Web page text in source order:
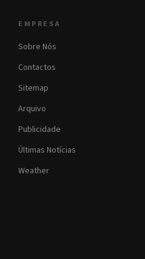
EMPRESA
Sobre Nós
Contactos
Sitemap
Arquivo
Publicidade
Últimas Notícias
Weather